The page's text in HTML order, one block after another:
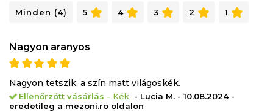
evőeszközök nagy gondossággal és precizitással
készülnek, és kiváló minőségű krómozott acélból
ajánlott a szín és a fény megőrzése érdekében. Kerülje
a túlságosan súroló szivacsokat, a fehérítőt és a
szódabikarbóna használatát. Mosás után puha ruhával
szárítsa meg az evőeszközöket.
Minden (4) 5 4 3 2 1
Nagyon aranyos
Nagyon tetszik, a szín matt világoskék.
Ellenőrzött vásárlás - Kék
- Lucia M. - 10.08.2024 -
eredetileg a mezoni.ro oldalon